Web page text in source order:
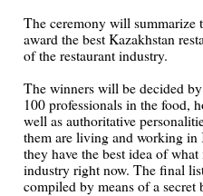
The ceremony will summarize
award the best Kazakhstan
of the restaurant industry.
The winners will be decided
100 professionals in the food,
well as authoritative
them are living and working in
they have the best idea of
industry right now. The final
compiled by means of a secret